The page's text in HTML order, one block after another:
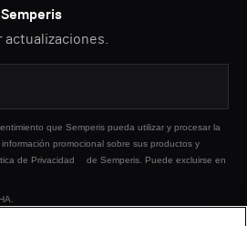
que Semperis pueda utilizar y procesar la
promocional sobre sus productos y
de Privacidad
de Semperis. Puede excluirse en